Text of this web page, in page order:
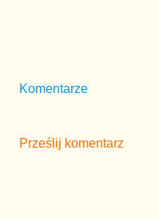
Komentarze
Prześlij komentarz